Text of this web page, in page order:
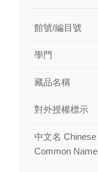
館號/編目號
學門
藏品名稱
對外授權標示
中文名 Chinese
Common Name